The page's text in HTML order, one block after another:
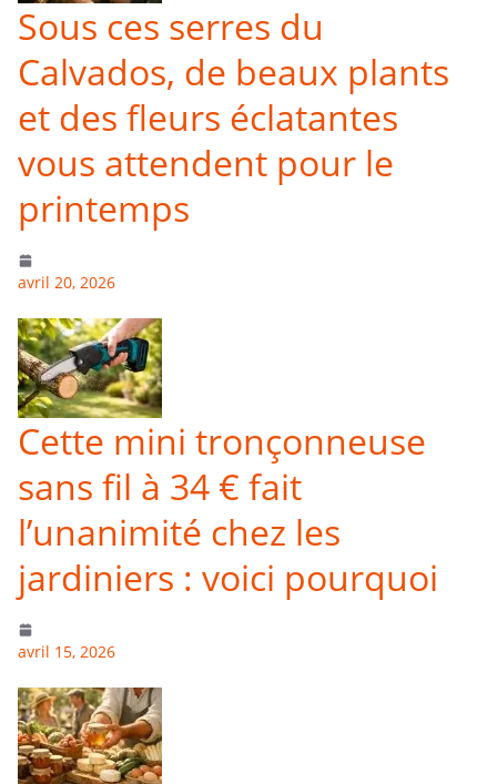
Sous ces serres du
Calvados, de beaux plants
et des fleurs éclatantes
vous attendent pour le
printemps
avril 20, 2026
Cette mini tronçonneuse
sans fil à 34 € fait
l’unanimité chez les
jardiniers : voici pourquoi
avril 15, 2026